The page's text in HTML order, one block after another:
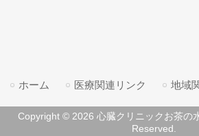
ホーム 医療関連リンク 地域
Copyright © 2026 心臓クリニックお茶の
Reserved.